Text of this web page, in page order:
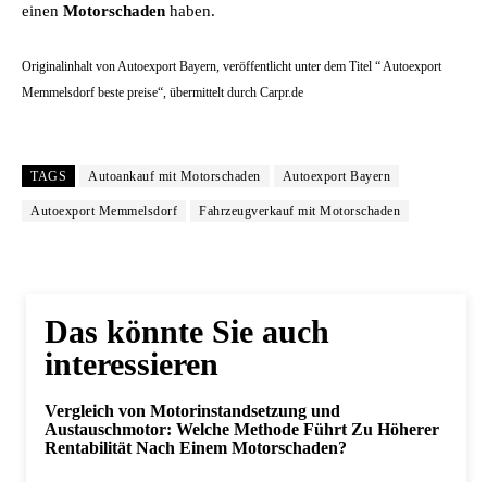
einen Motorschaden haben.
Originalinhalt von Autoexport Bayern, veröffentlicht unter dem Titel “ Autoexport
Memmelsdorf beste preise“, übermittelt durch Carpr.de
TAGS Autoankauf mit Motorschaden Autoexport Bayern
Autoexport Memmelsdorf Fahrzeugverkauf mit Motorschaden
Das könnte Sie auch
interessieren
Vergleich von Motorinstandsetzung und
Austauschmotor: Welche Methode Führt Zu Höherer
Rentabilität Nach Einem Motorschaden?